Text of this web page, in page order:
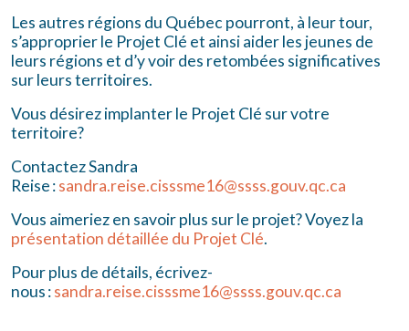
Les autres régions du Québec pourront, à leur tour,
s’approprier le Projet Clé et ainsi aider les jeunes de
leurs régions et d’y voir des retombées significatives
sur leurs territoires.
Vous désirez implanter le Projet Clé sur votre
territoire?
Contactez Sandra
Reise :sandra.reise.cisssme16@ssss.gouv.qc.ca
Vous aimeriez en savoir plus sur le projet? Voyez la
présentation détaillée du Projet Clé.
Pour plus de détails, écrivez-
nous :sandra.reise.cisssme16@ssss.gouv.qc.ca